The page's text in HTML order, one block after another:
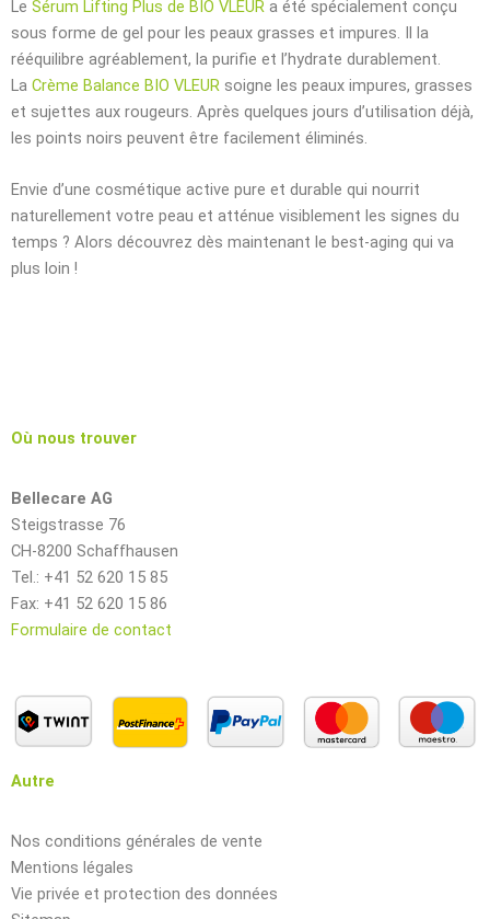
Le Sérum Lifting Plus de BIO VLEUR a été spécialement conçu
sous forme de gel pour les peaux grasses et impures. Il la
rééquilibre agréablement, la purifie et l’hydrate durablement.
La Crème Balance BIO VLEUR soigne les peaux impures, grasses
et sujettes aux rougeurs. Après quelques jours d’utilisation déjà,
les points noirs peuvent être facilement éliminés.
Envie d’une cosmétique active pure et durable qui nourrit
naturellement votre peau et atténue visiblement les signes du
temps ? Alors découvrez dès maintenant le best-aging qui va
plus loin !
Où nous trouver
Bellecare AG
Steigstrasse 76
CH-8200 Schaffhausen
Tel.: +41 52 620 15 85
Fax: +41 52 620 15 86
Formulaire de contact
Autre
Nos conditions générales de vente
Mentions légales
Vie privée et protection des données